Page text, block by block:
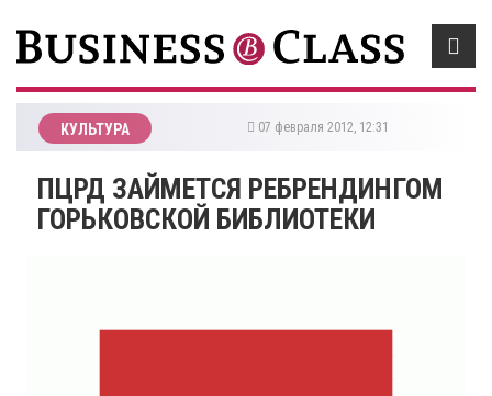
КУЛЬТУРА 07 февраля 2012, 12:31
ПЦРД ЗАЙМЕТСЯ РЕБРЕНДИНГОМ
ГОРЬКОВСКОЙ БИБЛИОТЕКИ